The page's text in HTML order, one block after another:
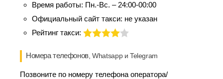
Время работы: Пн.-Вс. – 24:00-00:00
Официальный сайт такси: не указан
Рейтинг такси:
Номера телефонов, Whatsapp и Telegram
Позвоните по номеру телефона оператора/